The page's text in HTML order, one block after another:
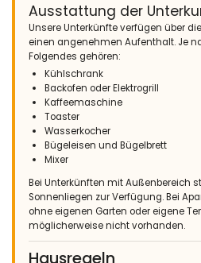
Ausstattung der
Unsere Unterkünfte verfügen über
einen angenehmen Aufenthalt. Je
Folgendes gehören:
Kühlschrank
Backofen oder Elektrogrill
Kaffeemaschine
Toaster
Wasserkocher
Bügeleisen und Bügelbrett
Mixer
Bei Unterkünften mit Außenbereich
Sonnenliegen zur Verfügung. Bei
ohne eigenen Garten oder eigene
möglicherweise nicht vorhanden.
Hausregeln